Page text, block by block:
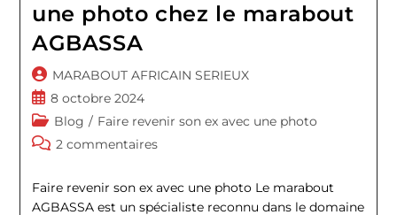
une photo chez le marabout
AGBASSA
Auteur/autrice
de
la
publication :
MARABOUT AFRICAIN SERIEUX
Publication
publiée :
8 octobre 2024
Post
category:
Blog / Faire revenir son ex avec une photo
Commentaires
la
publication :
2 commentaires
Faire revenir son ex avec une photo Le marabout
AGBASSA est un spécialiste reconnu dans le domaine